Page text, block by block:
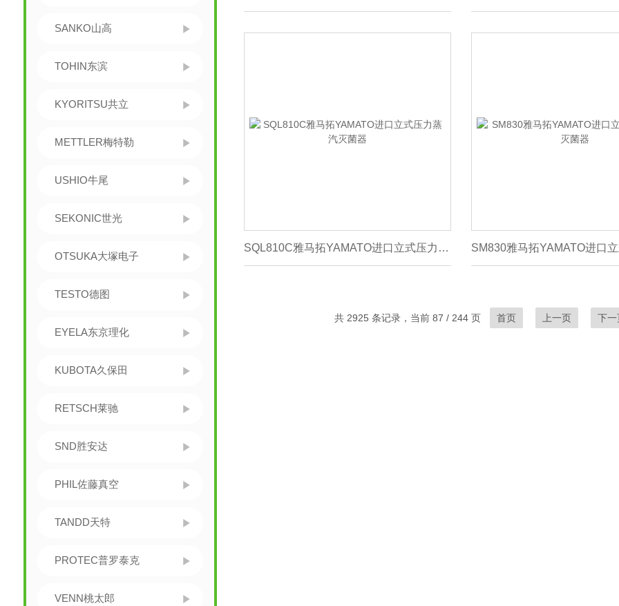
SANKO山高
TOHIN东滨
KYORITSU共立
METTLER梅特勒
USHIO牛尾
SEKONIC世光
OTSUKA大塚电子
TESTO德图
EYELA东京理化
KUBOTA久保田
RETSCH莱驰
SND胜安达
PHIL佐藤真空
TANDD天特
PROTEC普罗泰克
VENN桃太郎
SQL810C雅马拓YAMATO进口立式压力蒸汽灭菌器
共 2925 条记录，当前 87 / 244 页 首页 上一页 下一